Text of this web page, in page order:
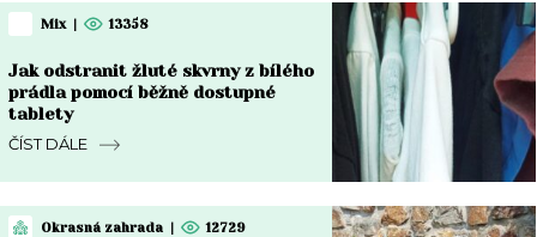
Mix | 13358
Jak odstranit žluté skvrny z bílého
prádla pomocí běžně dostupné
tablety
ČÍST DÁLE
Okrasná zahrada | 12729